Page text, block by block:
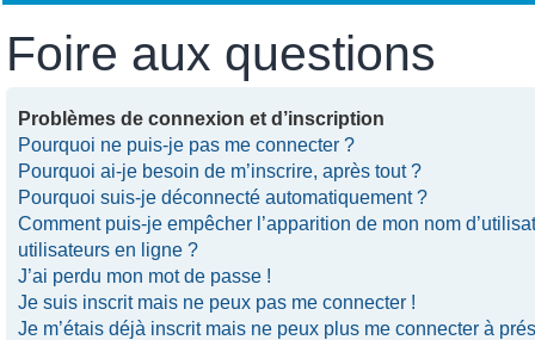
Foire aux questions
Problèmes de connexion et d’inscription
Pourquoi ne puis-je pas me connecter ?
Pourquoi ai-je besoin de m’inscrire, après tout ?
Pourquoi suis-je déconnecté automatiquement ?
Comment puis-je empêcher l’apparition de mon nom
utilisateurs en ligne ?
J’ai perdu mon mot de passe !
Je suis inscrit mais ne peux pas me connecter !
Je m’étais déjà inscrit mais ne peux plus me connecter à